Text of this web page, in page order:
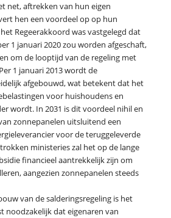
net, aftrekken van hun eigen
hen een voordeel op op hun
Regeerakkoord was vastgelegd dat
1 januari 2020 zou worden afgeschaft,
om de looptijd van de regeling met
1 januari 2013 wordt de
afgebouwd, wat betekent dat het
voor huishoudens en
wordt. In 2031 is dit voordeel nihil en
zonnepanelen uitsluitend een
voor de teruggeleverde
ministeries zal het op de lange
financieel aantrekkelijk zijn om
aangezien zonnepanelen steeds
van de salderingsregeling is het
noodzakelijk dat eigenaren van